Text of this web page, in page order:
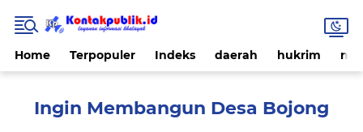
Home Terpopuler Indeks daerah hukrim
Ingin Membangun Desa Bojong